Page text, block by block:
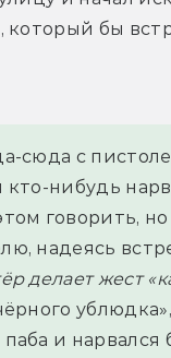
который бы
сюда с
кто-нибудь
говорить, но
надеясь
делает жест
и нарвался